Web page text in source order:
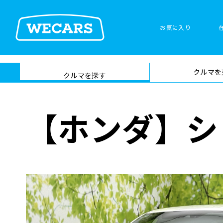
お気に入り
在庫検索
サイト内検
索
クルマを探す クルマ
【ホンダ】